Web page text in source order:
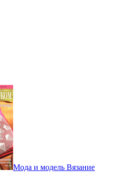
Мода и модель Вязание